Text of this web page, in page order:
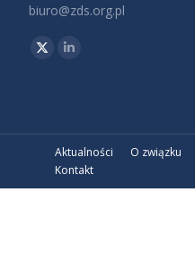
biuro@zds.org.pl
Znajdź nas na:
TwitterLinkedin
Aktualności O związku
Kontakt